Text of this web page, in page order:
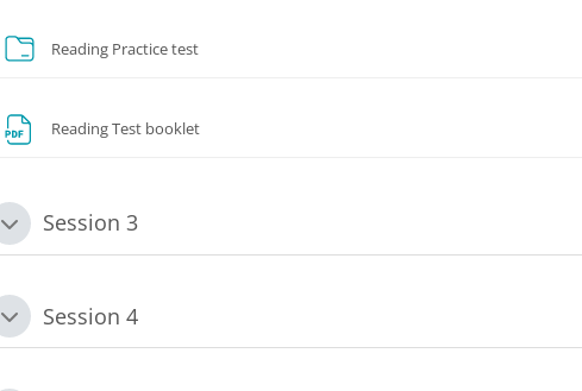
Reading Practice testDossier
Reading Test booklet
ReplierSession 3
ReplierSession 4